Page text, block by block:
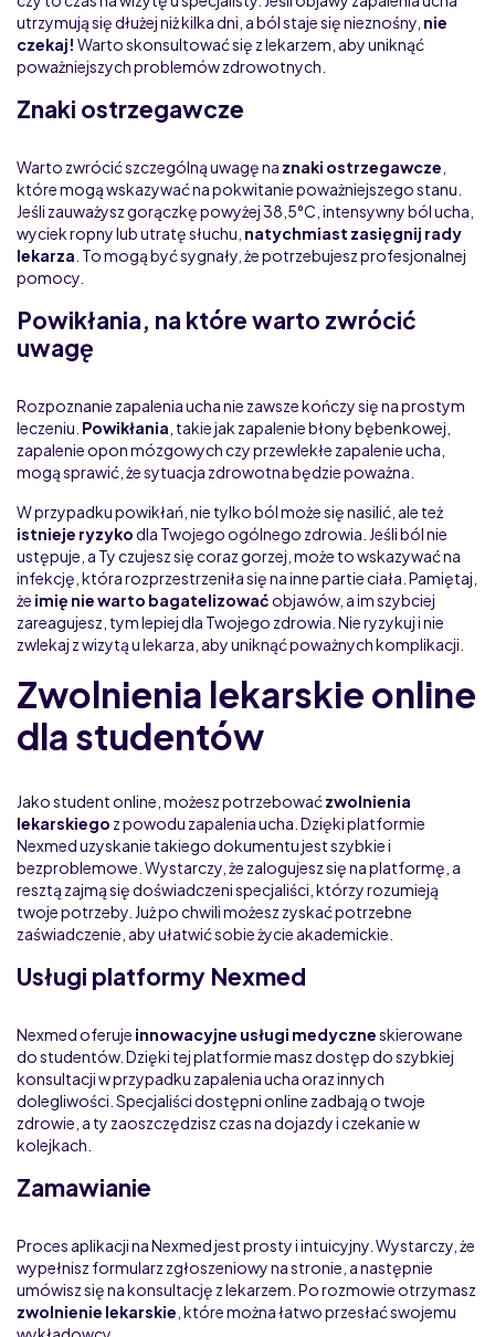
utrzymują się dłużej niż kilka dni, a ból staje się nieznośny, nie
czekaj! Warto skonsultować się z lekarzem, aby uniknąć
poważniejszych problemów zdrowotnych.
Znaki ostrzegawcze
Warto zwrócić szczególną uwagę na znaki ostrzegawcze
które mogą wskazywać na pokwitanie poważniejszego stanu.
Jeśli zauważysz gorączkę powyżej 38,5°C, intensywny ból ucha,
wyciek ropny lub utratę słuchu, natychmiast zasięgnij rady
lekarza . To mogą być sygnały, że potrzebujesz profesjonalnej
pomocy.
Powikłania, na które warto zwrócić
uwagę
Rozpoznanie zapalenia ucha nie zawsze kończy się na prostym
leczeniu. Powikłania , takie jak zapalenie błony bębenkowej,
zapalenie opon mózgowych czy przewlekłe zapalenie ucha,
mogą sprawić, że sytuacja zdrowotna będzie poważna.
W przypadku powikłań, nie tylko ból może się nasilić, ale też
istnieje ryzykodla Twojego ogólnego zdrowia. Jeśli ból nie
ustępuje, a Ty czujesz się coraz gorzej, może to wskazywać na
infekcję, która rozprzestrzeniła się na inne partie ciała. Pamiętaj,
że imię nie warto bagatelizowaćobjawów, a im szybciej
zareagujesz, tym lepiej dla Twojego zdrowia. Nie ryzykuj i nie
zwlekaj z wizytą u lekarza, aby uniknąć poważnych komplikacji.
Zwolnienia lekarskie online
dla studentów
Jako student online, możesz potrzebowaćzwolnienia
lekarskiego z powodu zapalenia ucha. Dzięki platformie
Nexmed uzyskanie takiego dokumentu jest szybkie i
bezproblemowe. Wystarczy, że zalogujesz się na platformę, a
resztą zajmą się doświadczeni specjaliści, którzy rozumieją
twoje potrzeby. Już po chwili możesz zyskać potrzebne
zaświadczenie, aby ułatwić sobie życie akademickie.
Usługi platformy Nexmed
Nexmed oferuje innowacyjne usługi medyczneskierowane
do studentów. Dzięki tej platformie masz dostęp do szybkiej
konsultacji w przypadku zapalenia ucha oraz innych
dolegliwości. Specjaliści dostępni online zadbają o twoje
zdrowie, a ty zaoszczędzisz czas na dojazdy i czekanie w
kolejkach.
Zamawianie
Proces aplikacji na Nexmed jest prosty i intuicyjny. Wystarczy, że
wypełnisz formularz zgłoszeniowy na stronie, a następnie
umówisz się na konsultację z lekarzem. Po rozmowie otrzymasz
zwolnienie lekarskie , które można łatwo przesłać swojemu